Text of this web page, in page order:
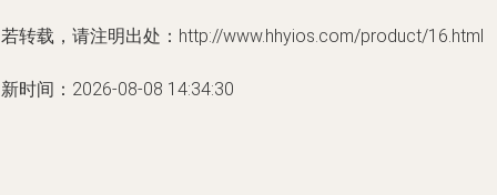
转载，请注明出处：http://www.hhyios.com/product/16.html
时间：2026-08-08 14:34:30